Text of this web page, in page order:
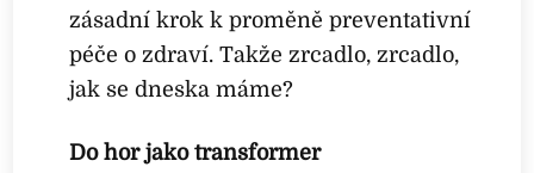
zásadní krok k proměně preventativní
péče o zdraví. Takže zrcadlo, zrcadlo,
jak se dneska máme?
Do hor jako transformer